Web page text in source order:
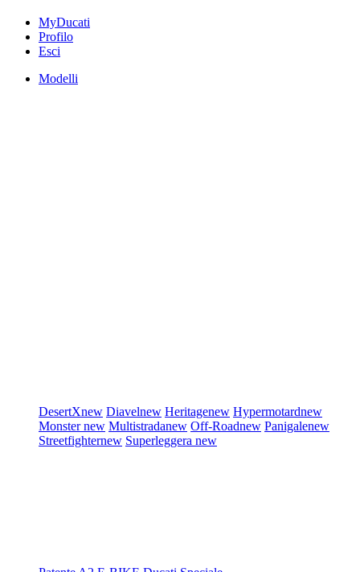
MyDucati
Profilo
Esci
Modelli
DesertXnew Diavelnew Heritagenew Hypermotardnew
Monsternew Multistradanew Off-Roadnew Panigalenew
Streetfighternew Superleggera new